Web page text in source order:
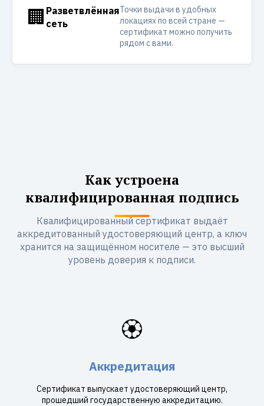
🏢 Разветвлённая
сеть
Точки выдачи в удобных
локациях по всей стране —
сертификат можно получить
рядом с вами.
Как устроена
квалифицированная подпись
Квалифицированный сертификат выдаёт
аккредитованный удостоверяющий центр, а ключ
хранится на защищённом носителе — это высший
уровень доверия к подписи.
🏵️
Аккредитация
Сертификат выпускает удостоверяющий центр,
прошедший государственную аккредитацию.